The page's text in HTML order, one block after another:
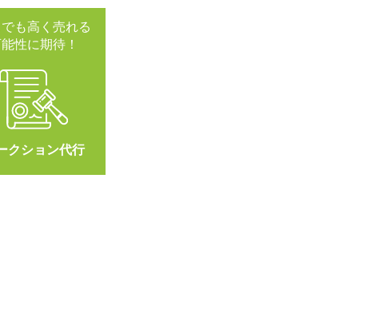
も高く売れる
性に期待！
クション代行